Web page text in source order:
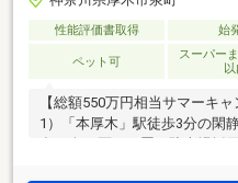
性能評価書取得 始
ペット可
スーパー
以
【総額550万円相当サマーキ
1）「本厚木」駅徒歩3分の閑